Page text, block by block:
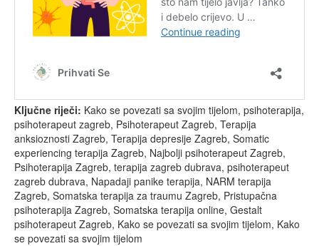
Ključne riječi: Kako se povezati sa svojim tijelom, psihoterapija,
psihoterapeut zagreb, Psihoterapeut Zagreb, Terapija
anksioznosti Zagreb, Terapija depresije Zagreb, Somatic
experiencing terapija Zagreb, Najbolji psihoterapeut Zagreb,
Psihoterapija Zagreb, terapija zagreb dubrava, psihoterapeut
zagreb dubrava, Napadaji panike terapija, NARM terapija
Zagreb, Somatska terapija za traumu Zagreb, Pristupačna
psihoterapija Zagreb, Somatska terapija online, Gestalt
psihoterapeut Zagreb, Kako se povezati sa svojim tijelom, Kako
se povezati sa svojim tijelom